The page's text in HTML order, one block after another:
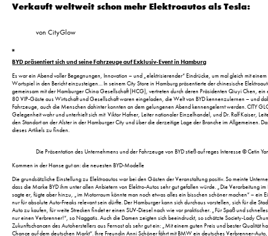
Verkauft weltweit schon mehr Elektroautos als Tesla:
von CityGlow
BYD präsentiert sich und seine Fahrzeuge auf Exklusiv-Event in Hamburg
Es war ein Abend voller Begegnungen, Innovation – und „elektrisierender“ Eindrücke, um mal gleich mit
Wortspiel in den Bericht einzusteigen… In seinem City Store in Hamburg präsentierte der chinesische
gemeinsam mit der Hamburger China Gesellschaft (HCG), vertreten durch deren Präsidenten Qiuyi Chen, ein
80 VIP-Gäste aus Wirtschaft und Gesellschaft waren eingeladen, die Welt von BYD kennenzulernen – und
Fahrzeuge, auch die Menschen dahinter konnten an dem gelungenen Abend kennengelernt werden. CITY
Gelegenheit wahr und unterhielt sich mit Viktor Hafner, Leiter nationaler Einzelhandel, und Dr. Ralf Kaiser,
den Standort an der Alster in der Hamburger City und über die derzeitige Lage der Branche im Allgemeinen.
dieses Artikels zu finden.
Die Präsentation des Unternehmens und der Fahrzeuge von BYD stieß auf reges Interesse © Cetin
Kommen in der Hanse gut an: die neuesten BYD-Modelle
Die grundsätzliche Einstellung zu Elektroautos war bei den Gästen der Veranstaltung positiv. So meinte
dass die Marke BYD ihm unter allen Anbietern von Elektro-Autos sehr gut gefallen würde. „Die Verarbeitung im
sagte er, fügte aber hinzu, „im Motorraum könnte man noch etwas alles ein bisschen schöner machen“ – ein
nur für absolute Auto-Freaks relevant sein dürfte. Der Hamburger kann sich durchaus vorstellen, sich für die
Auto zu kaufen, für weite Strecken findet er einen SUV-Diesel nach wie vor praktischer. „Für Spaß und
nur einen Verbrenner!“, so Naggatis. Auch die Damen zeigten sich beeindruckt, so schätzte Society-Lady
Zukunftschancen des Autoherstellers aus Fernost als sehr gut ein: „Mit einem guten Preis und bester Qualität
Chance auf dem deutschen Markt“. Ihre Freundin Anni Schöner fährt mit BMW ein deutsches Verbrenner-